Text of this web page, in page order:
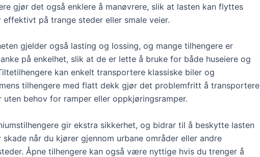
gjør det også enklere å manøvrere, slik at lasten kan flyttes
effektivt på trange steder eller smale veier.
gjelder også lasting og lossing, og mange tilhengere er
på enkelhet, slik at de er lette å bruke for både huseiere og
kan enkelt transportere klassiske biler og
tilhengere med flatt dekk gjør det problemfritt å transportere
uten behov for ramper eller oppkjøringsramper.
gir ekstra sikkerhet, og bidrar til å beskytte lasten
når du kjører gjennom urbane områder eller andre
Åpne tilhengere kan også være nyttige hvis du trenger å